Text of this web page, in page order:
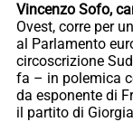
Vincenzo Sofo,
Ovest, corre per
al Parlamento
circoscrizione
fa – in polemica
da esponente di
il partito di